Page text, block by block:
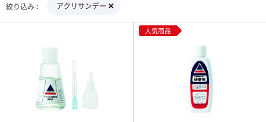
絞り込み アクリサンデー
人気商品